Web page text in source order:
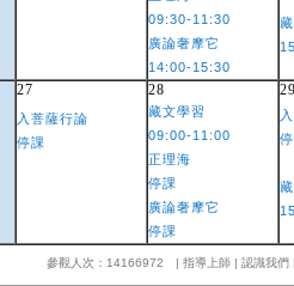
09:30-11:30
廣論奢摩它
14:00-15:30
27
入菩薩行論
停課
28
藏文學習
09:00-11:00
正理海
停課
廣論奢摩它
停課
參觀人次：14166972 | 指導上師 | 認識我們